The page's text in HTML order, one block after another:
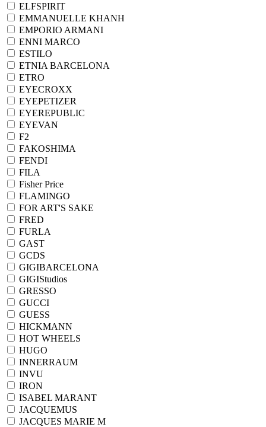
ELFSPIRIT
EMMANUELLE KHANH
EMPORIO ARMANI
ENNI MARCO
ESTILO
ETNIA BARCELONA
ETRO
EYECROXX
EYEPETIZER
EYEREPUBLIC
EYEVAN
F2
FAKOSHIMA
FENDI
FILA
Fisher Price
FLAMINGO
FOR ART'S SAKE
FRED
FURLA
GAST
GCDS
GIGIBARCELONA
GIGIStudios
GRESSO
GUCCI
GUESS
HICKMANN
HOT WHEELS
HUGO
INNERRAUM
INVU
IRON
ISABEL MARANT
JACQUEMUS
JACQUES MARIE M